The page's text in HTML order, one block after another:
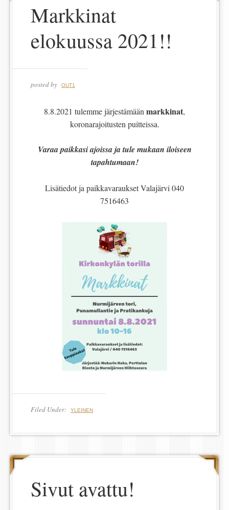
Markkinat
elokuussa 2021!!
posted by OUT1
8.8.2021 tulemme järjestämään markkinat,
koronarajoitusten puitteissa.
Varaa paikkasi ajoissa ja tule mukaan iloiseen
tapahtumaan!
Lisätiedot ja paikkavaraukset Valajärvi 040
7516463
Filed Under: YLEINEN
Sivut avattu!